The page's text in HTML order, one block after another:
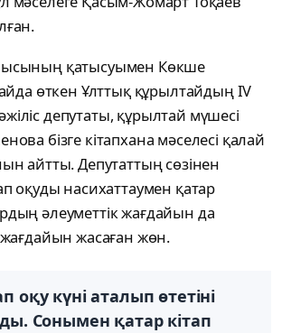
қатысуымен Көкше
өткен Ұлттық құрылтайдың IV
депутаты, құрылтай мүшесі
бізге кітапхана мәселесі қалай
айтты. Депутаттың сөзінен
оқуды насихаттаумен қатар
әлеуметтік жағдайын да
жасаған жөн.
оқу күні аталып өтетіні
Сонымен қатар кітап